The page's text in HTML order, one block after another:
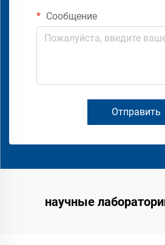
Сообщение
Отправить
научные